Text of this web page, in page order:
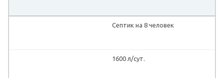
Септик на 8 человек
1600 л/сут.